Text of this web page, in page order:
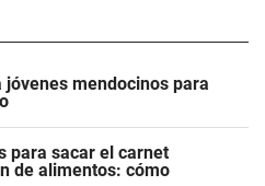
mendocinos para
para sacar el carnet
de alimentos: cómo